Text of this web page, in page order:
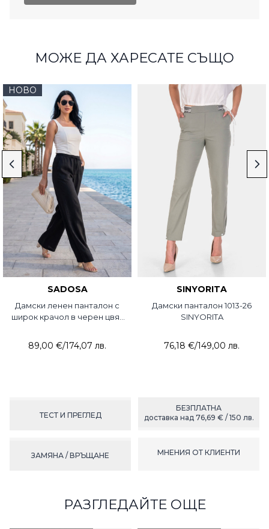
МОЖЕ ДА ХАРЕСАТЕ СЪЩО
НОВО
SADOSA
Дамски ленен панталон с
широк крачол в черен цвят
89,00 €/174,07 лв.
SINYORITA
Дамски панталон 1013-26
SINYORITA
76,18 €/149,00 лв.
ТЕСТ И ПРЕГЛЕД
БЕЗПЛАТНА
доставка над 76,69 € / 150 лв.
ЗАМЯНА / ВРЪЩАНЕ МНЕНИЯ ОТ КЛИЕНТИ
РАЗГЛЕДАЙТЕ ОЩЕ